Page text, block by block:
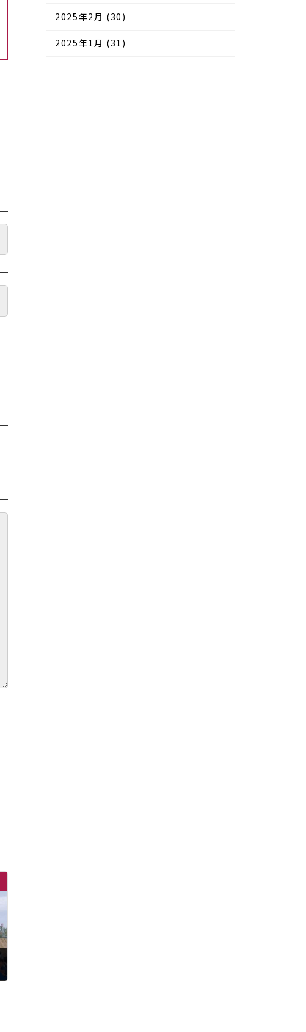
2025年2月 (30)
2025年1月 (31)